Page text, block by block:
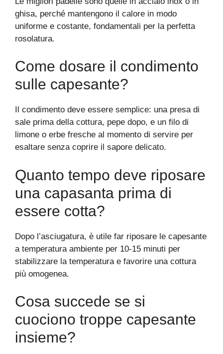
ghisa, perché mantengono il calore in modo
uniforme e costante, fondamentali per la perfetta
rosolatura.
Come dosare il condimento
sulle capesante?
Il condimento deve essere semplice: una presa di
sale prima della cottura, pepe dopo, e un filo di
limone o erbe fresche al momento di servire per
esaltare senza coprire il sapore delicato.
Quanto tempo deve riposare
una capasanta prima di
essere cotta?
Dopo l’asciugatura, è utile far riposare le capesante
a temperatura ambiente per 10-15 minuti per
stabilizzare la temperatura e favorire una cottura
più omogenea.
Cosa succede se si
cuociono troppe capesante
insieme?